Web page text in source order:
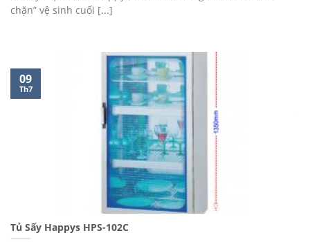
chặn” vệ sinh cuối [...]
Tủ Sấy Happys HPS-102C
09
Th7